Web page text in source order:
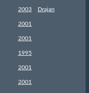
2003 Drajan
2001
2001
1995
2001
2001